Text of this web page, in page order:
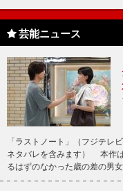
芸能ニュース
「ラストノート」（フジテレ
ネタバレを含みます） 本作
るはずのなかった歳の差の男